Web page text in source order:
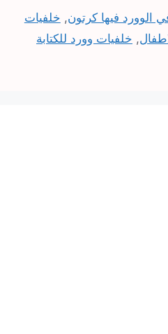
الوورد فيها كرتون, خلفيات
, خلفيات وورد للكتابة